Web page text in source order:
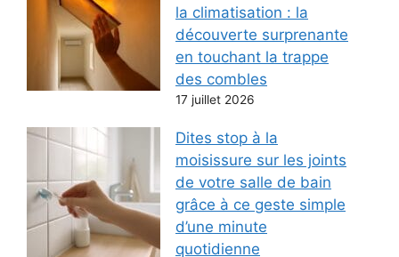
la climatisation : la
découverte surprenante
en touchant la trappe
des combles
17 juillet 2026
Dites stop à la
moisissure sur les joints
de votre salle de bain
grâce à ce geste simple
d’une minute
quotidienne